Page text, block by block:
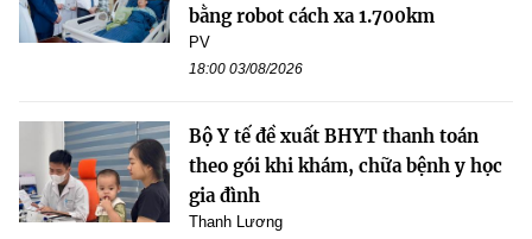
bằng robot cách xa 1.700km
PV
18:00 03/08/2026
Bộ Y tế đề xuất BHYT thanh toán
theo gói khi khám, chữa bệnh y học
gia đình
Thanh Lương